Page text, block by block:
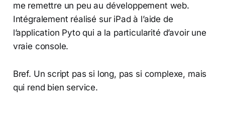
me remettre un peu au développement web.
Intégralement réalisé sur iPad à l’aide de
l’application Pyto qui a la particularité d’avoir une
vraie console.
Bref. Un script pas si long, pas si complexe, mais
qui rend bien service.